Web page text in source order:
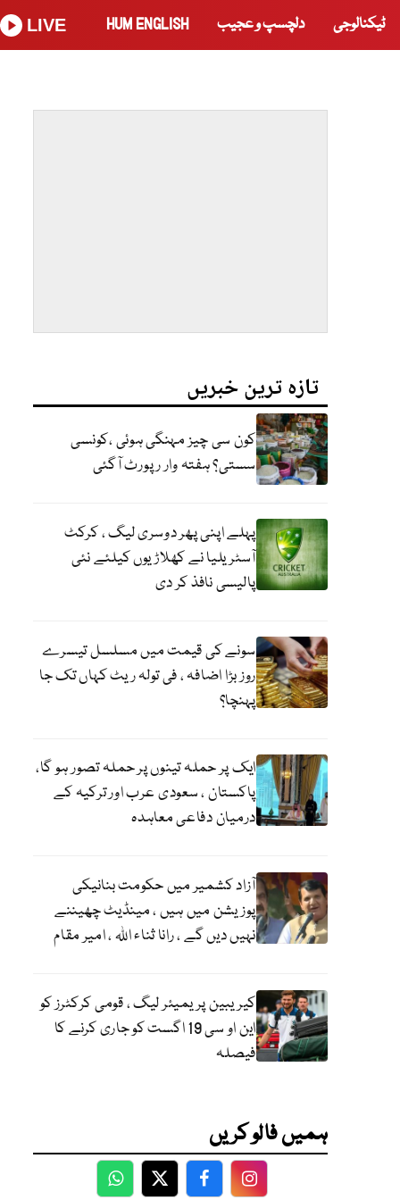
ٹیکنالوجی دلچسپ و عجیب HUM ENGLISH
LIVE
تازہ ترین خبریں
کون سی چیز مہنگی ہوئی ،کونسی
سستی؟ ہفتہ وار رپورٹ آگئی
پہلے اپنی پھر دوسری لیگ ، کرکٹ
آسٹریلیا نے کھلاڑیوں کیلئے نئی
پالیسی نافذ کر دی
سونے کی قیمت میں مسلسل تیسرے
روز بڑا اضافہ ، فی تولہ ریٹ کہاں تک جا
پہنچا؟
ایک پر حملہ تینوں پر حملہ تصور ہو گا،
پاکستان ، سعودی عرب اور ترکیہ کے
درمیان دفاعی معاہدہ
آزاد کشمیر میں حکومت بنانیکی
پوزیشن میں ہیں ، مینڈیٹ چھیننے
نہیں دیں گے ، رانا ثناء اللہ ، امیر مقام
کیریبین پریمیئر لیگ ، قومی کرکٹرز کو
این او سی 19 اگست کو جاری کرنے کا
فیصلہ
ہمیں فالو کریں
WhatsApp
TwitterFacebookFacebook